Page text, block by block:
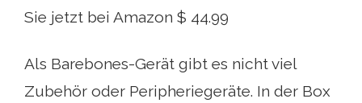
Sie jetzt bei Amazon $ 44.99
Als Barebones-Gerät gibt es nicht viel
Zubehör oder Peripheriegeräte. In der Box